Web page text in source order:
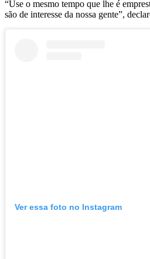
“Use o mesmo tempo que lhe é
são de interesse da nossa gente”,
Ver essa foto no Instagram